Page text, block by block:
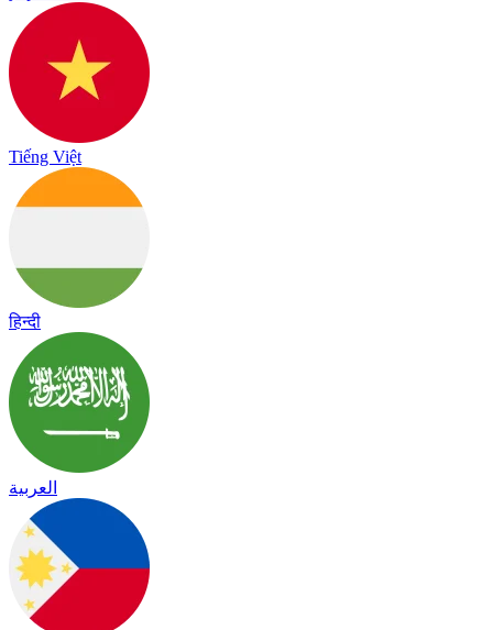
Tiếng Việt
हिन्दी
العربية